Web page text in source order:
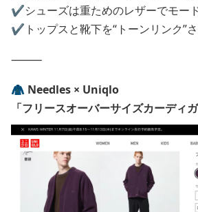
✔シューズは重ためのレザーでモー
✔トップスと靴下を“トーンリンク”
⸻
🧥 Needles × Uniqlo
「フリースオーバーサイズカーディ